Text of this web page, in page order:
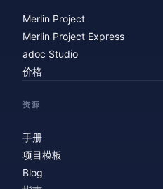
Merlin Project
Merlin Project Express
adoc Studio
价格
资源
手册
项目模板
Blog